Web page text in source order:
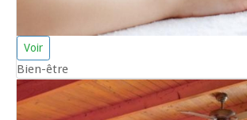
Voir
Bien-être